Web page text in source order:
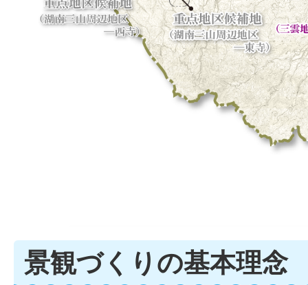
景観づくりの基本理念